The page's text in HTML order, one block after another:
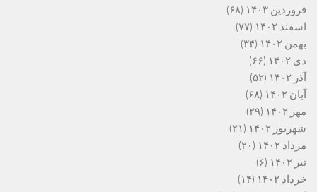
فروردین ۱۴۰۳
(۶۸)
اسفند ۱۴۰۲
(۷۷)
بهمن ۱۴۰۲
(۳۴)
دی ۱۴۰۲
(۶۶)
آذر ۱۴۰۲
(۵۲)
آبان ۱۴۰۲
(۶۸)
مهر ۱۴۰۲
(۲۹)
شهریور ۱۴۰۲
(۲۱)
مرداد ۱۴۰۲
(۲۰)
تیر ۱۴۰۲
(۶)
خرداد ۱۴۰۲
(۱۴)